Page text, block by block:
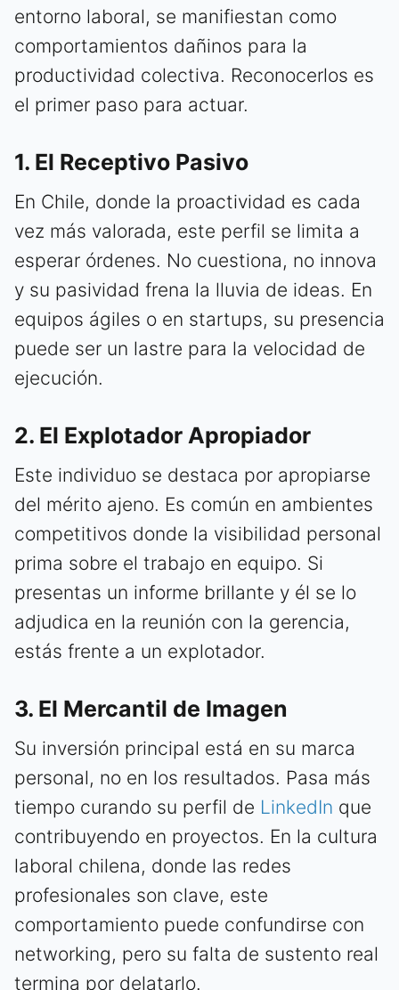
entorno laboral, se manifiestan como
comportamientos dañinos para la
productividad colectiva. Reconocerlos es
el primer paso para actuar.
1. El Receptivo Pasivo
En Chile, donde la proactividad es cada
vez más valorada, este perfil se limita a
esperar órdenes. No cuestiona, no innova
y su pasividad frena la lluvia de ideas. En
equipos ágiles o en startups, su presencia
puede ser un lastre para la velocidad de
ejecución.
2. El Explotador Apropiador
Este individuo se destaca por apropiarse
del mérito ajeno. Es común en ambientes
competitivos donde la visibilidad personal
prima sobre el trabajo en equipo. Si
presentas un informe brillante y él se lo
adjudica en la reunión con la gerencia,
estás frente a un explotador.
3. El Mercantil de Imagen
Su inversión principal está en su marca
personal, no en los resultados. Pasa más
tiempo curando su perfil de LinkedIn que
contribuyendo en proyectos. En la cultura
laboral chilena, donde las redes
profesionales son clave, este
comportamiento puede confundirse con
networking, pero su falta de sustento real
termina por delatarlo.